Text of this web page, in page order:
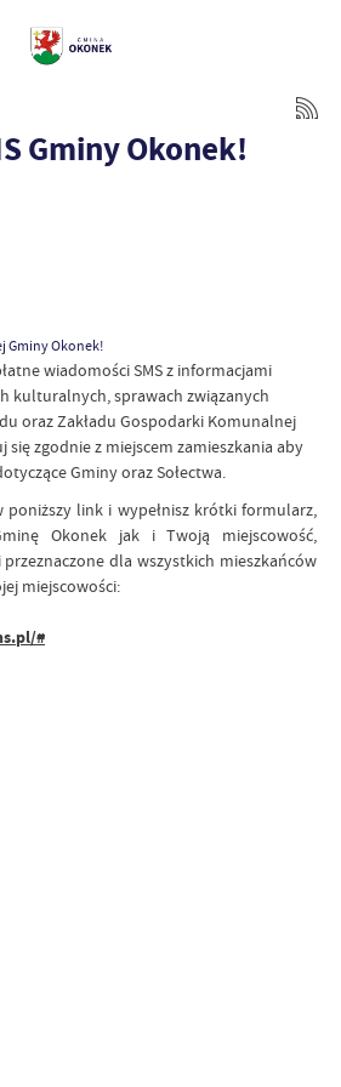
Gminy Okonek!
Gminy Okonek!
wiadomości SMS z informacjami
kulturalnych, sprawach związanych
oraz Zakładu Gospodarki Komunalnej
się zgodnie z miejscem zamieszkania aby
Gminy oraz Sołectwa.
poniższy link i wypełnisz krótki formularz,
Okonek jak i Twoją miejscowość,
dla wszystkich mieszkańców
miejscowości:
#